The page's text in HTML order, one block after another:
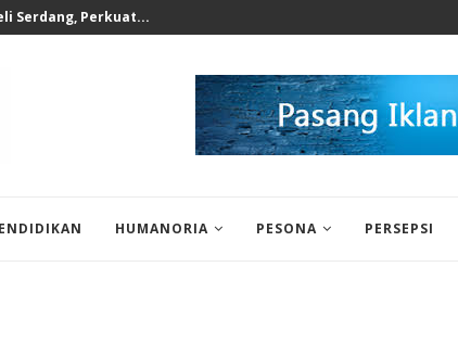
dengar dari Akademisi...
HUMANORIA PESONA PERSEPSI